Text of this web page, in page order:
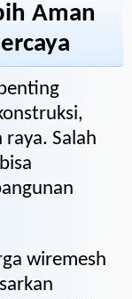
Aman
Salah
wiremesh